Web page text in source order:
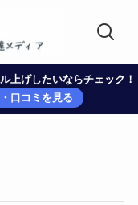
上げしたいならチェック！
口コミを見る